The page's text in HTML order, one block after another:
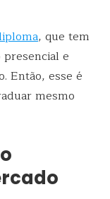
, que tem
e
Então, esse é
mesmo